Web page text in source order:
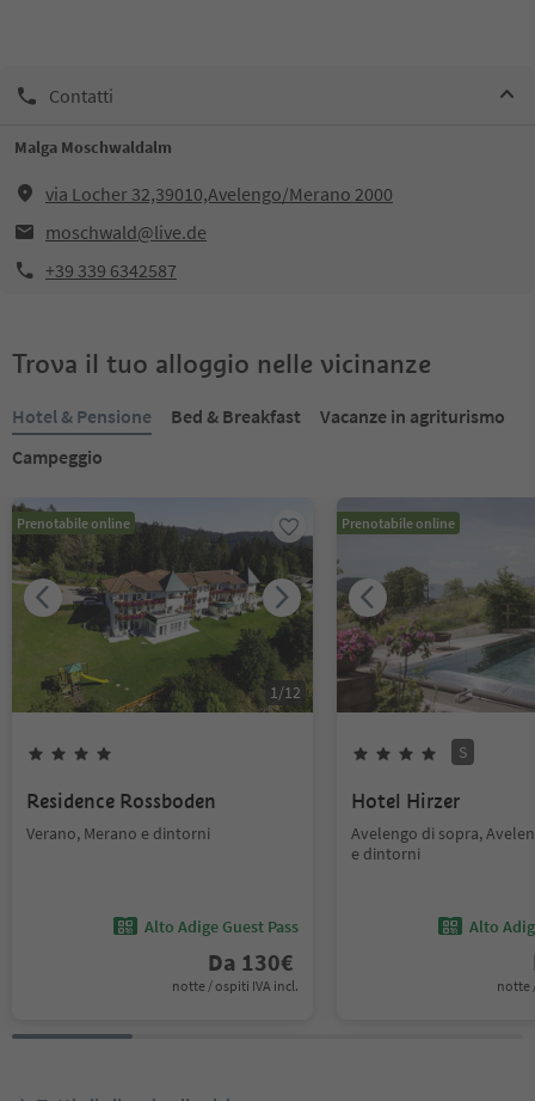
Contatti
Malga Moschwaldalm
via Locher 32,39010,Avelengo/Merano 2000
moschwald@live.de
+39 339 6342587
Trova il tuo alloggio nelle vicinanze
Hotel & Pensione Bed & Breakfast
Vacanze in agriturismo
Campeggio
Prenotabile online
1/12
Residence Rossboden
Verano, Merano e dintorni
Alto Adige Guest Pass
Da 130€
notte / ospiti IVA incl.
Prenotabile online
S
Hotel Hirzer
Avelengo di sopra,
e dintorni
Alto
notte